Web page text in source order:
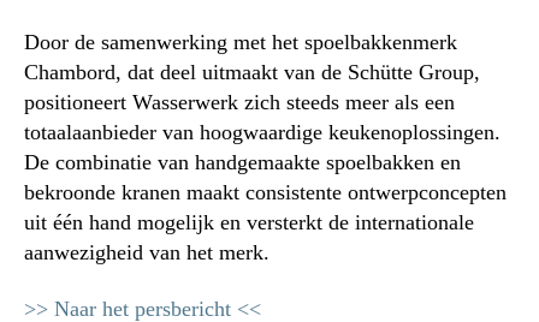
Door de samenwerking met het spoelbakkenmerk
Chambord, dat deel uitmaakt van de Schütte Group,
positioneert Wasserwerk zich steeds meer als een
totaalaanbieder van hoogwaardige keukenoplossingen.
De combinatie van handgemaakte spoelbakken en
bekroonde kranen maakt consistente ontwerpconcepten
uit één hand mogelijk en versterkt de internationale
aanwezigheid van het merk.
>> Naar het persbericht <<